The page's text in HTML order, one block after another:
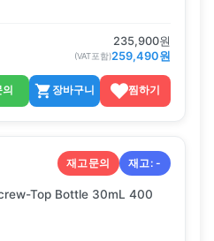
235,900원
(VAT포함)259,490원
의 장바구니 찜하기
재고문의 재고:-
Top Bottle 30mL 400